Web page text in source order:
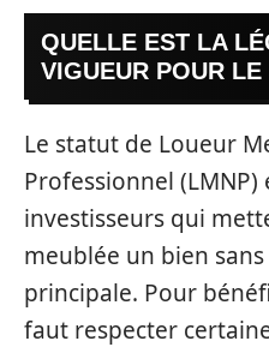
QUELLE EST LA
VIGUEUR POUR
Le statut de Loueur
Professionnel (LMNP)
investisseurs qui
meublée un bien
principale. Pour
faut respecter